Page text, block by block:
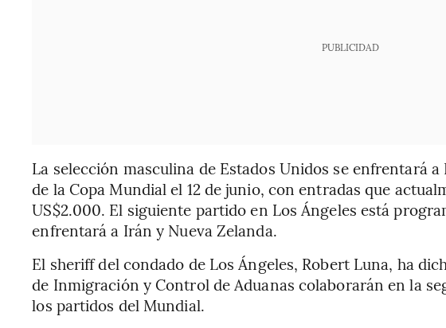
PUBLICIDAD
La selección masculina de Estados Unidos se enfrentará
de la Copa Mundial el 12 de junio, con entradas que
US$2.000. El siguiente partido en Los Ángeles está
enfrentará a Irán y Nueva Zelanda.
El sheriff del condado de Los Ángeles, Robert Luna, ha
de Inmigración y Control de Aduanas colaborarán en la
los partidos del Mundial.